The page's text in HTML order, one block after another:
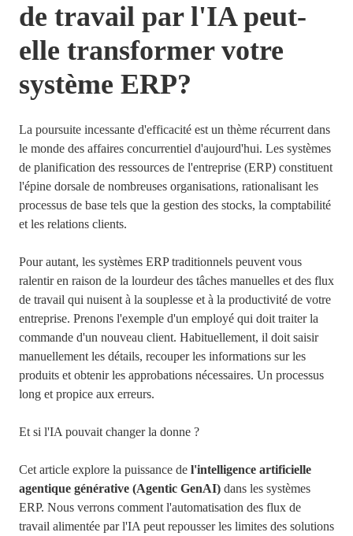
de travail par l'IA peut-
elle transformer votre
système ERP?
La poursuite incessante d'efficacité est un thème récurrent dans
le monde des affaires concurrentiel d'aujourd'hui. Les systèmes
de planification des ressources de l'entreprise (ERP) constituent
l'épine dorsale de nombreuses organisations, rationalisant les
processus de base tels que la gestion des stocks, la comptabilité
et les relations clients.
Pour autant, les systèmes ERP traditionnels peuvent vous
ralentir en raison de la lourdeur des tâches manuelles et des flux
de travail qui nuisent à la souplesse et à la productivité de votre
entreprise. Prenons l'exemple d'un employé qui doit traiter la
commande d'un nouveau client. Habituellement, il doit saisir
manuellement les détails, recouper les informations sur les
produits et obtenir les approbations nécessaires. Un processus
long et propice aux erreurs.
Et si l'IA pouvait changer la donne ?
Cet article explore la puissance de l'intelligence artificielle
agentique générative (Agentic GenAI) dans les systèmes
ERP. Nous verrons comment l'automatisation des flux de
travail alimentée par l'IA peut repousser les limites des solutions